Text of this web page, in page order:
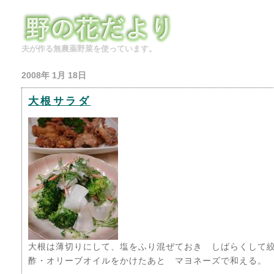
夫が作る無農薬野菜を使っています。
2008年 1月 18日
大根サラダ
大根は薄切りにして、塩をふり混ぜておき しばらくして絞
酢・オリーブオイルをかけたあと マヨネーズで和える。